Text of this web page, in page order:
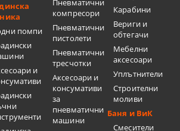
помпи
и
Пневматични
компресори
Пневматични
пистолети
Пневматични
тресчотки
Аксесоари и
консумативи
за
пневматични
машини
Карабини
Вериги и
обтегачи
Мебелни
аксесоари
Уплътнители
Строителни
моливи
Баня и ВиК
Смесители